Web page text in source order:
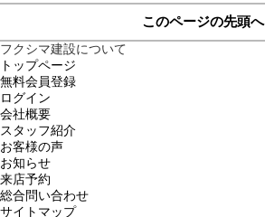
このページの先頭へ
フクシマ建設について
トップページ
無料会員登録
ログイン
会社概要
スタッフ紹介
お客様の声
お知らせ
来店予約
総合問い合わせ
サイトマップ